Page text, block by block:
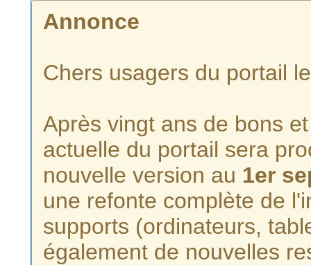
Annonce
Chers usagers du portail
Après vingt ans de bons
actuelle du portail sera
nouvelle version au 1er
une refonte complète de
supports (ordinateurs,
également de nouvelles